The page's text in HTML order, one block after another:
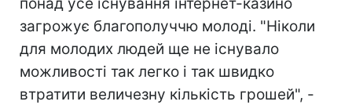
загрожує благополуччю молоді. "Ніколи
для молодих людей ще не існувало
можливості так легко і так швидко
втратити величезну кількість грошей", -